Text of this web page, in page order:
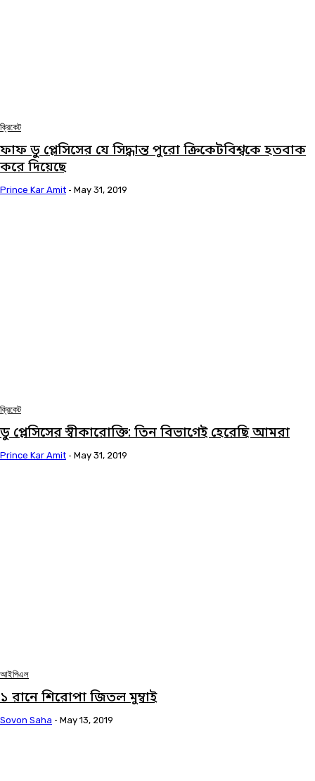
ক্রিকেট
ফাফ ডু প্লেসিসের যে সিদ্ধান্ত পুরো ক্রিকেটবিশ্বকে হতবাক
করে দিয়েছে
Prince Kar Amit - May 31, 2019
ক্রিকেট
ডু প্লেসিসের স্বীকারোক্তি: তিন বিভাগেই হেরেছি আমরা
Prince Kar Amit - May 31, 2019
আইপিএল
১ রানে শিরোপা জিতল মুম্বাই
Sovon Saha - May 13, 2019